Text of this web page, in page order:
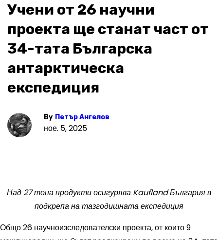
Учени от 26 научни
проекта ще станат част от
34-тата Българска
антарктическа
експедиция
By Петър Ангелов
ное. 5, 2025
Над 27 тона продукти осигурява KauflandБългария в
подкрепа на тазгодишната експедиция
Общо 26 научноизследователски проекта, от които 9